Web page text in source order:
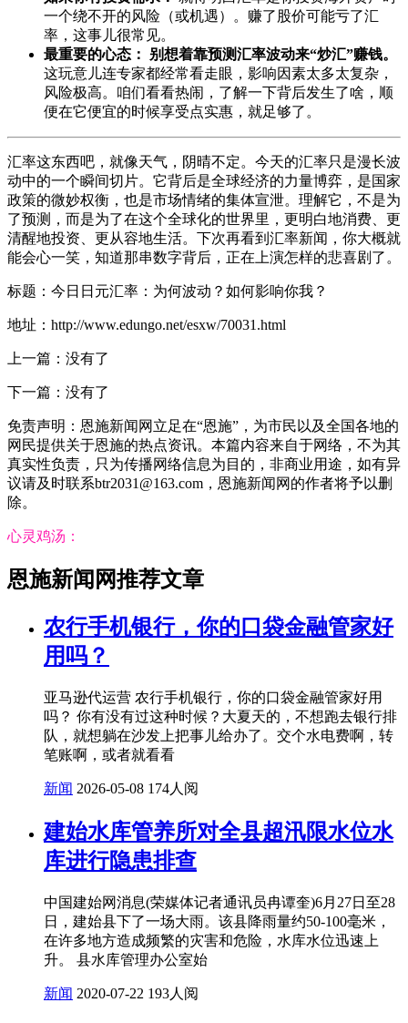
一个绕不开的风险（或机遇）。赚了股价可能亏了汇
率，这事儿很常见。
最重要的心态： 别想着靠预测汇率波动来“炒汇”赚钱。
这玩意儿连专家都经常看走眼，影响因素太多太复杂，
风险极高。咱们看看热闹，了解一下背后发生了啥，顺
便在它便宜的时候享受点实惠，就足够了。
汇率这东西吧，就像天气，阴晴不定。今天的汇率只是漫长波
动中的一个瞬间切片。它背后是全球经济的力量博弈，是国家
政策的微妙权衡，也是市场情绪的集体宣泄。理解它，不是为
了预测，而是为了在这个全球化的世界里，更明白地消费、更
清醒地投资、更从容地生活。下次再看到汇率新闻，你大概就
能会心一笑，知道那串数字背后，正在上演怎样的悲喜剧了。
标题：今日日元汇率：为何波动？如何影响你我？
地址：http://www.edungo.net/esxw/70031.html
上一篇：没有了
下一篇：没有了
免责声明：恩施新闻网立足在“恩施”，为市民以及全国各地的
网民提供关于恩施的热点资讯。本篇内容来自于网络，不为其
真实性负责，只为传播网络信息为目的，非商业用途，如有异
议请及时联系btr2031@163.com，恩施新闻网的作者将予以删
除。
心灵鸡汤：
恩施新闻网推荐文章
农行手机银行，你的口袋金融管家好
用吗？
亚马逊代运营 农行手机银行，你的口袋金融管家好用
吗？ 你有没有过这种时候？大夏天的，不想跑去银行排
队，就想躺在沙发上把事儿给办了。交个水电费啊，转
笔账啊，或者就看看
新闻 2026-05-08 174人阅
建始水库管养所对全县超汛限水位水
库进行隐患排查
中国建始网消息(荣媒体记者通讯员冉谭奎)6月27日至28
日，建始县下了一场大雨。该县降雨量约50-100毫米，
在许多地方造成频繁的灾害和危险，水库水位迅速上
升。 县水库管理办公室始
新闻 2020-07-22 193人阅